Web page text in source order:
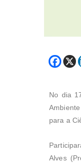
No dia
para a
Alves